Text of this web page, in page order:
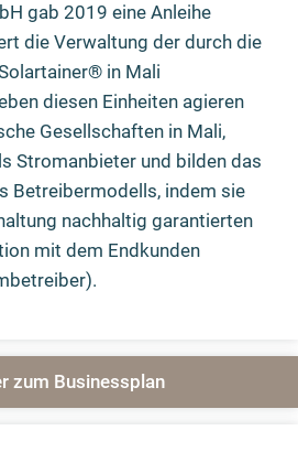
gab 2019 eine Anleihe
die Verwaltung der durch die
in Mali
diesen Einheiten agieren
Gesellschaften in Mali,
Stromanbieter und bilden das
Betreibermodells, indem sie
nachhaltig garantierten
mit dem Endkunden
zum Businessplan